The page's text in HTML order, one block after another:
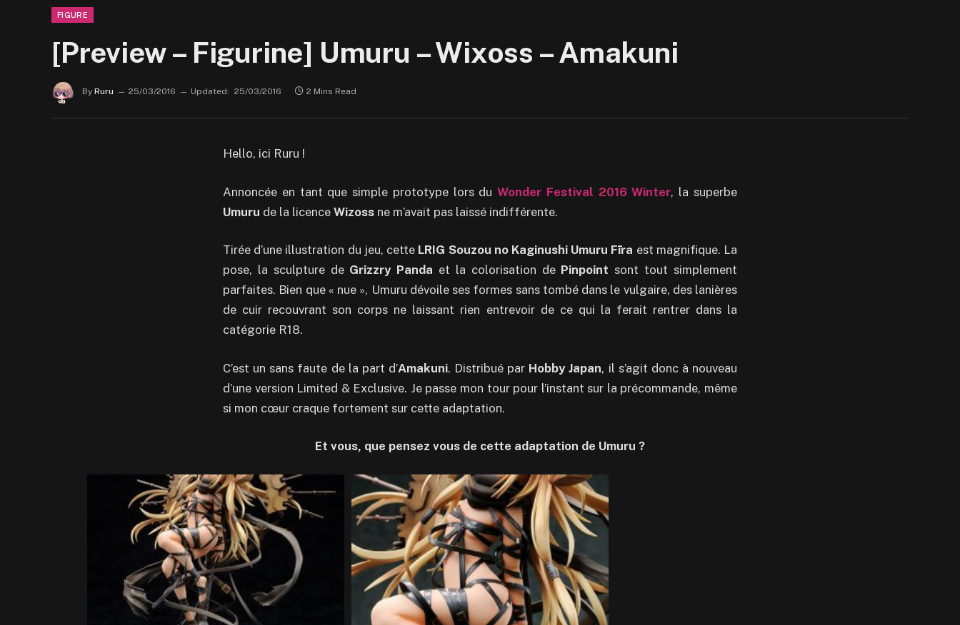
FIGURE
[Preview – Figurine] Umuru – Wixoss – Amakuni
By Ruru 25/03/2016 Updated: 25/03/2016 2 Mins Read
Hello, ici Ruru !
Annoncée en tant que simple prototype lors duWonder Festival 2016 Winter, la superbe
Umuru de la licence Wizoss ne m’avait pas laissé indifférente.
Tirée d’une illustration du jeu, cette LRIG Souzou no Kaginushi Umuru Fīra est magnifique. La
pose, la sculpture de Grizzry Panda et la colorisation de Pinpoint sont tout simplement
parfaites. Bien que « nue », Umuru dévoile ses formes sans tombé dans le vulgaire, des lanières
de cuir recouvrant son corps ne laissant rien entrevoir de ce qui la ferait rentrer dans la
catégorie R18.
C’est un sans faute de la part d’Amakuni. Distribué par Hobby Japan, il s’agit donc à nouveau
d’une version Limited & Exclusive. Je passe mon tour pour l’instant sur la précommande, même
si mon cœur craque fortement sur cette adaptation.
Et vous, que pensez vous de cette adaptation de Umuru ?